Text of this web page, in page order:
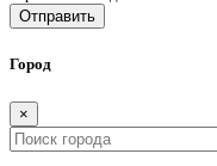
Отправить
Город
×